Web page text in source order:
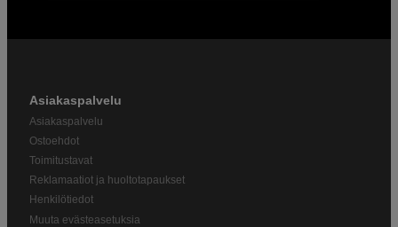
Asiakaspalvelu
Asiakaspalvelu
Ostoehdot
Toimitustavat
Reklamaatiot ja huoltotapaukset
Henkilötiedot
Muuta evästeasetuksia